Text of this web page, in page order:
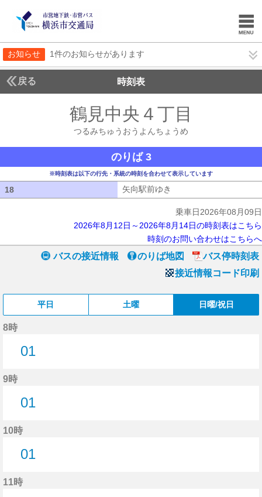
お知らせ 1件のお知らせがあります
戻る 時刻表
鶴見中央４丁目
つるみちゅうおうよんちょうめ
のりば 3
※時刻表は以下の行先・系統の時刻を合わせて表示しています
18 矢向駅前ゆき
乗車日2026年08月09日
2026年8月12日～2026年8月14日の時刻表はこちら
時刻のお問い合わせはこちらへ
バスの接近情報 のりば地図
バス停時刻表
接近情報コード印刷
平日 土曜 日曜/祝日
8時
01
9時
01
10時
01
11時